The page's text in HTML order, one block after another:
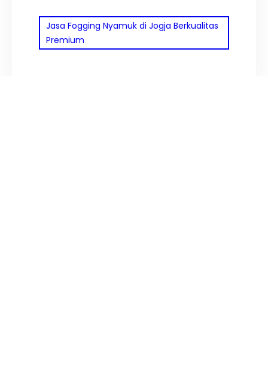
Jasa Fogging Nyamuk di Jogja Berkualitas
Premium